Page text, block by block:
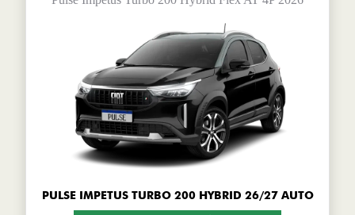
PULSE IMPETUS TURBO 200 HYBRID 26/27 AUTO